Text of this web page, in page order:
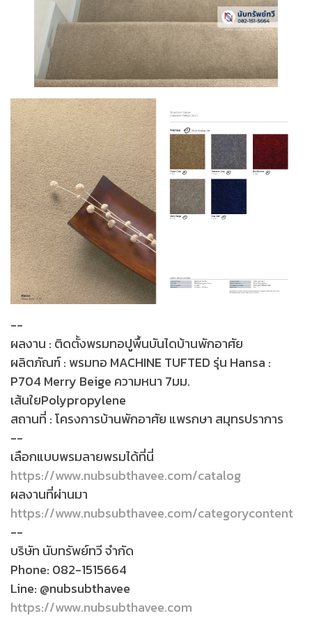
--
ผลงาน : ติดตั้งพรมทอปูพื้นบันไดบ้านพักอาศัย
ผลิตภัณฑ์ : พรมทอ MACHINE TUFTED รุ่น Hansa :
P704 Merry Beige ความหนา 7มม.
เส้นใยPolypropylene
สถานที่ : โครงการบ้านพักอาศัย แพรกษา สมุทรปราการ
--
เลือกแบบพรมลายพรมได้ที่นี่
https://www.nubsubthavee.com/catalog
ผลงานที่ผ่านมา
https://www.nubsubthavee.com/categorycontent
--
บริษัท นับทรัพย์ทวี จำกัด
Phone: 082-1515664
Line: @nubsubthavee
https://www.nubsubthavee.com